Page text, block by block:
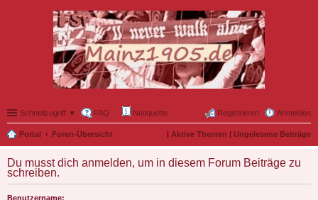
Schnellzugriff ▼ FAQ Netiquette Anmelden
Registrieren
Portal Foren-Übersicht | Aktive Themen | Ungelesene Beiträge
Du musst dich anmelden, um in diesem Forum Beiträge zu
schreiben.
Benutzername: